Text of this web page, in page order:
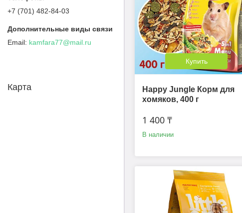
Купить
Happy Jungle Корм для
хомяков, 400 г
1 400 ₸
В наличии
+7 (701) 482-84-03
kamfara77@mail.ru
Карта